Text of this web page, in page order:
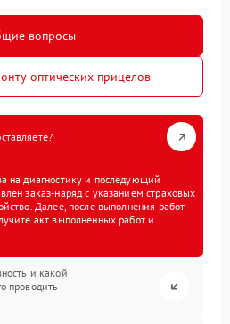
вопросы
оптических прицелов
на диагностику и последующий
заказ-наряд с указанием страховых
Далее, после выполнения работ
акт выполненных работ и
и какой
проводить